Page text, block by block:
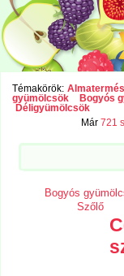
Témakörök:
gyümölcsök
Bogyós
Déligyümölcsök
Már721
Bogyós
Szőlő